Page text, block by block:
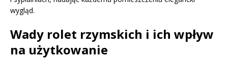
wygląd.
Wady rolet rzymskich i ich wpływ
na użytkowanie